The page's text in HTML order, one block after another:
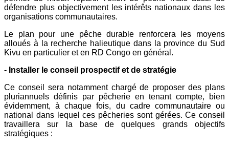
défendre plus objectivement les intérêts nationaux dans les
organisations communautaires.
Le plan pour une pêche durable renforcera les moyens
alloués à la recherche halieutique dans la province du Sud
Kivu en particulier et en RD Congo en général.
- Installer le conseil prospectif et de stratégie
Ce conseil sera notamment chargé de proposer des plans
pluriannuels définis par pêcherie en tenant compte, bien
évidemment, à chaque fois, du cadre communautaire ou
national dans lequel ces pêcheries sont gérées. Ce conseil
travaillera sur la base de quelques grands objectifs
stratégiques :